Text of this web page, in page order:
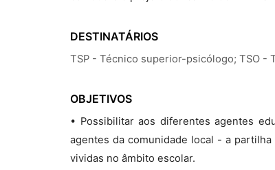
DESTINATÁRIOS
TSP - Técnico superior-psicólogo; TSO -
OBJETIVOS
• Possibilitar aos diferentes agentes
agentes da comunidade local - a
vividas no âmbito escolar.